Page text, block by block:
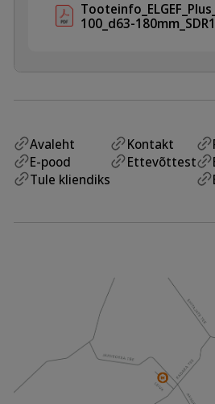
100_d63-
Avaleht
E-pood
Tule kliendiks
Kontakt
Ettevõttest